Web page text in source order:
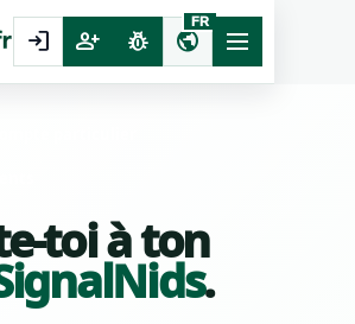
login person_add pest_control public
FR
toi à ton
.